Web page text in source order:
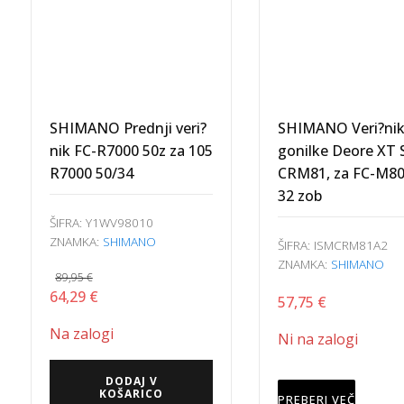
SHIMANO Prednji veri?
nik FC-R7000 50z za 105
R7000 50/34
ŠIFRA: Y1WV98010
ZNAMKA: SHIMANO
89,95€
Izvirna
je
bila:
89,95 €.
64,29 €
je:
64,29 €.
Na zalogi
DODAJ V
KOŠARICO
SHIMANO Veri?nik
gonilke Deore XT
CRM81, za FC-
32 zob
ŠIFRA: ISMCRM81A2
ZNAMKA: SHIMANO
57,75 €
Ni na zalogi
PREBERI VEČ